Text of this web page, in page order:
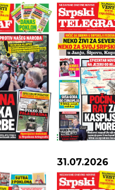
31.07.2026